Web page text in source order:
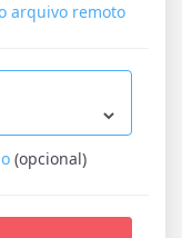
arquivo remoto
(opcional)